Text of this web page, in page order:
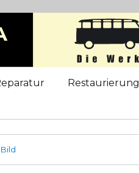
Restaurierung